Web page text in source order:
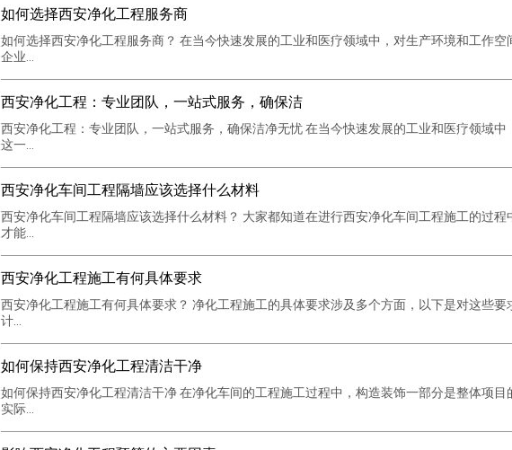
如何选择西安净化工程服务商
如何选择西安净化工程服务商？ 在当今快速发展的工业和医疗领域中，对生产环境和工作
企业...
西安净化工程：专业团队，一站式服务，确保洁
西安净化工程：专业团队，一站式服务，确保洁净无忧 在当今快速发展的工业和医疗领域
这一...
西安净化车间工程隔墙应该选择什么材料
西安净化车间工程隔墙应该选择什么材料？ 大家都知道在进行西安净化车间工程施工的过
才能...
西安净化工程施工​有何具体要求
西安净化工程施工​有何具体要求？ 净化工程施工的具体要求涉及多个方面，以下是对这些
计...
如何保持西安净化工程清洁干净
如何保持西安净化工程清洁干净 在净化车间的工程施工过程中，构造装饰一部分是整体项
实际...